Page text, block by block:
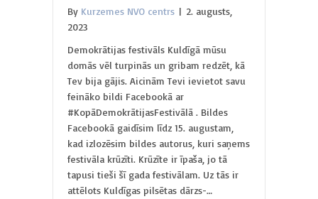
By Kurzemes NVO centrs | 2. augusts,
2023
Demokrātijas festivāls Kuldīgā mūsu
domās vēl turpinās un gribam redzēt, kā
Tev bija gājis. Aicinām Tevi ievietot savu
feināko bildi Facebookā ar
#KopāDemokrātijasFestivālā . Bildes
Facebookā gaidīsim līdz 15. augustam,
kad izlozēsim bildes autorus, kuri saņems
festivāla krūzīti. Krūzīte ir īpaša, jo tā
tapusi tieši šī gada festivālam. Uz tās ir
attēlots Kuldīgas pilsētas dārzs-…